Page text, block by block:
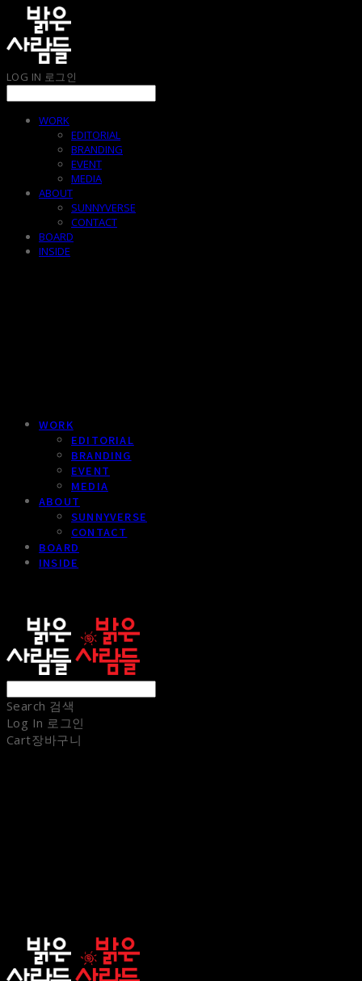
LOG IN 로그인
WORK
EDITORIAL
BRANDING
EVENT
MEDIA
ABOUT
SUNNYVERSE
CONTACT
BOARD
INSIDE
WORK
EDITORIAL
BRANDING
EVENT
MEDIA
ABOUT
SUNNYVERSE
CONTACT
BOARD
INSIDE
Search 검색
Log In 로그인
Cart장바구니